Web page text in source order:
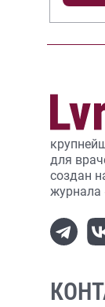
для
создан
журнала